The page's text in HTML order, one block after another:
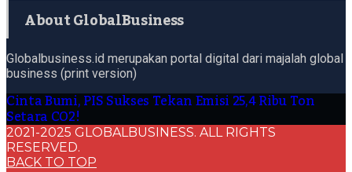
About GlobalBusiness
Globalbusiness.id merupakan portal digital dari majalah global
business (print version)
Cinta Bumi, PIS Sukses Tekan Emisi 25,4 Ribu Ton
Setara CO2!
2021-2025 GLOBALBUSINESS. ALL RIGHTS
RESERVED.
BACK TO TOP